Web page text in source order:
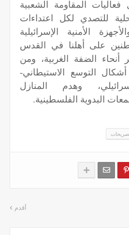
المقاومة الشعبية
للتصدي لكل اعتداءات
الأمنية الإسرائيلية
على أهلنا في القدس
أنحاء الضفة الغربية، ومن
التوسع الاستيطاني-
وهدم المنازل
البدوية الفلسطينية.
أقدم